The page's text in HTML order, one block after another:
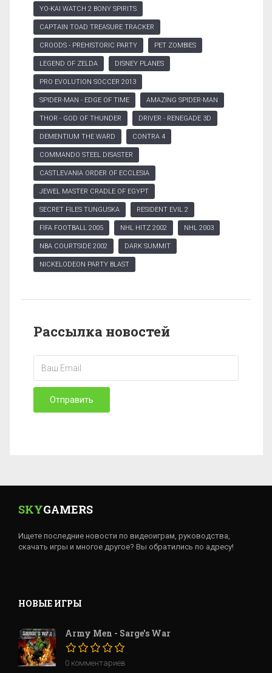
YO-KAI WATCH 2 BONY SPIRITS
CAPTAIN TOAD TREASURE TRACKER
CROODS - PREHISTORIC PARTY PET ZOMBIES
LEGEND OF ZELDA DISNEY PLANES
PRO EVOLUTION SOCCER 2013
SPIDER-MAN - EDGE OF TIME AMAZING SPIDER-MAN
THOR - GOD OF THUNDER DRIVER - RENEGADE 3D
DEMENTIUM THE WARD CONTRA 4
COMMANDO STEEL DISASTER
CASTLEVANIA ORDER OF ECCLESIA
JEWEL MASTER CRADLE OF EGYPT
SECRET FILES TUNGUSKA RESIDENT EVIL 2
FIFA FOOTBALL 2005 NHL HITZ 2002 NHL 2003
NBA COURTSIDE 2002 DARK SUMMIT
NICKELODEON PARTY BLAST
Рассылка новостей
Отправить
SKYGAMERS
Ищете последние новости по видеоиграм, руководства,
скачать игры и многое другое? Вы обратились по адресу!
НОВЫЕ ИГРЫ
Army Men - Sarge's War
0 комментариев